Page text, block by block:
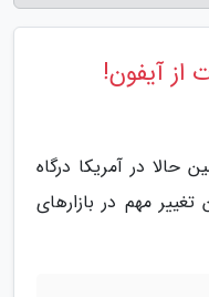
از آیفون!
حالا در آمریکا درگاه
مهم در بازارهای